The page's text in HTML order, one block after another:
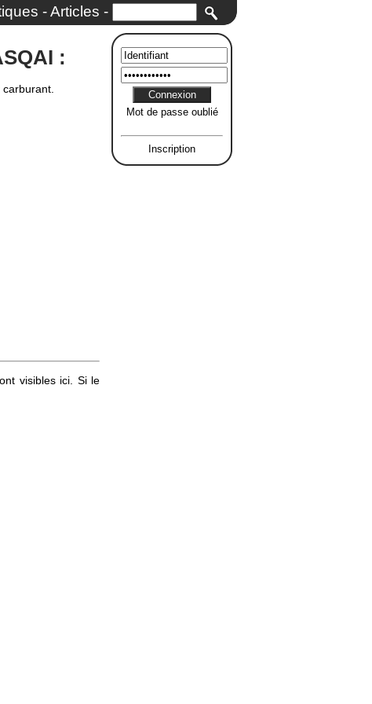
-Articles -
Mot de passe oublié
Inscription
:
carburant.
visibles ici. Si le